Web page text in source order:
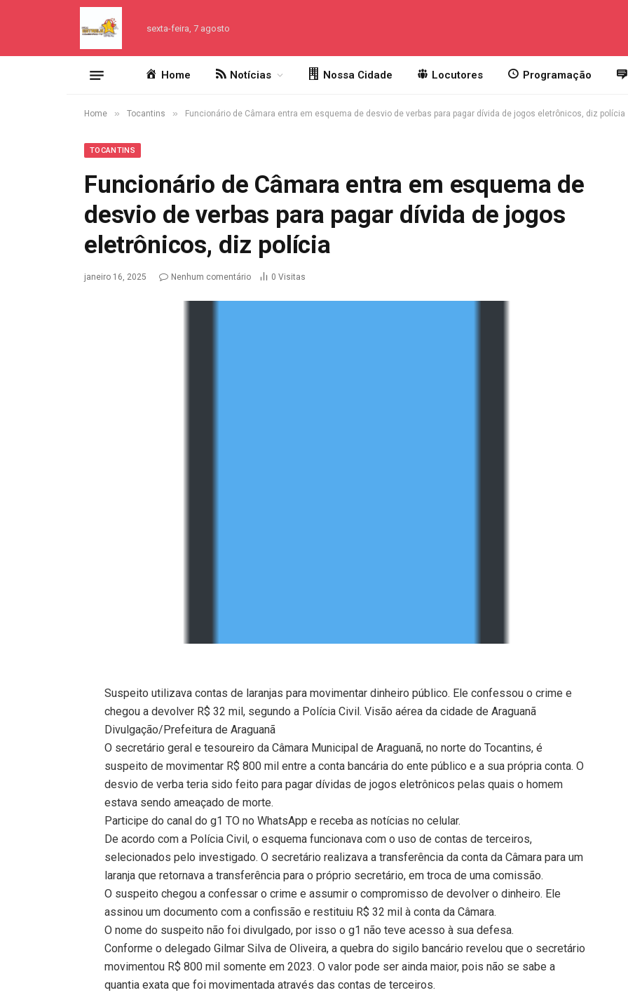
sexta-feira, 7 agosto
Home Notícias Nossa Cidade Locutores Programação
Home » Tocantins » Funcionário de Câmara entra em esquema de desvio de verbas para pagar dívida de jogos eletrônicos, diz polícia
TOCANTINS
Funcionário de Câmara entra em esquema de
desvio de verbas para pagar dívida de jogos
eletrônicos, diz polícia
janeiro 16, 2025 Nenhum comentário 0 Visitas
Suspeito utilizava contas de laranjas para movimentar dinheiro público. Ele confessou o crime e
chegou a devolver R$ 32 mil, segundo a Polícia Civil. Visão aérea da cidade de Araguanã
Divulgação/Prefeitura de Araguanã
O secretário geral e tesoureiro da Câmara Municipal de Araguanã, no norte do Tocantins, é
suspeito de movimentar R$ 800 mil entre a conta bancária do ente público e a sua própria conta. O
desvio de verba teria sido feito para pagar dívidas de jogos eletrônicos pelas quais o homem
estava sendo ameaçado de morte.
Participe do canal do g1 TO no WhatsApp e receba as notícias no celular.
De acordo com a Polícia Civil, o esquema funcionava com o uso de contas de terceiros,
selecionados pelo investigado. O secretário realizava a transferência da conta da Câmara para um
laranja que retornava a transferência para o próprio secretário, em troca de uma comissão.
O suspeito chegou a confessar o crime e assumir o compromisso de devolver o dinheiro. Ele
assinou um documento com a confissão e restituiu R$ 32 mil à conta da Câmara.
O nome do suspeito não foi divulgado, por isso o g1 não teve acesso à sua defesa.
Conforme o delegado Gilmar Silva de Oliveira, a quebra do sigilo bancário revelou que o secretário
movimentou R$ 800 mil somente em 2023. O valor pode ser ainda maior, pois não se sabe a
quantia exata que foi movimentada através das contas de terceiros.